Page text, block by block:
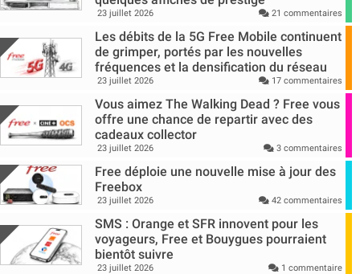
23 juillet 2026 21 commentaires
Les débits de la 5G Free Mobile continuent
de grimper, portés par les nouvelles
fréquences et la densification du réseau
23 juillet 2026 17 commentaires
Vous aimez The Walking Dead ? Free vous
offre une chance de repartir avec des
cadeaux collector
23 juillet 2026 3 commentaires
Free déploie une nouvelle mise à jour des
Freebox
23 juillet 2026 42 commentaires
SMS : Orange et SFR innovent pour les
voyageurs, Free et Bouygues pourraient
bientôt suivre
23 juillet 2026 1 commentaire